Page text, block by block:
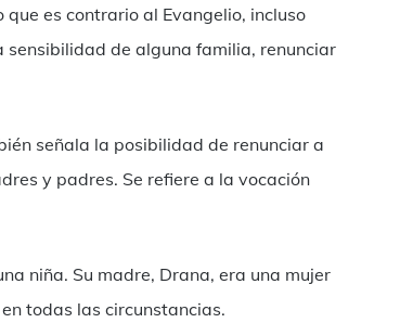
es contrario al Evangelio, incluso
sensibilidad de alguna familia, renunciar
señala la posibilidad de renunciar a
y padres. Se refiere a la vocación
niña. Su madre, Drana, era una mujer
todas las circunstancias.